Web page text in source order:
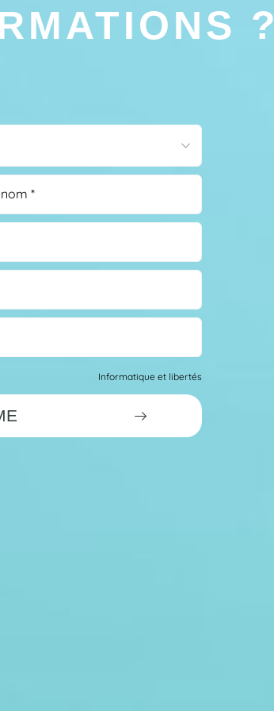
?
Informatique et libertés